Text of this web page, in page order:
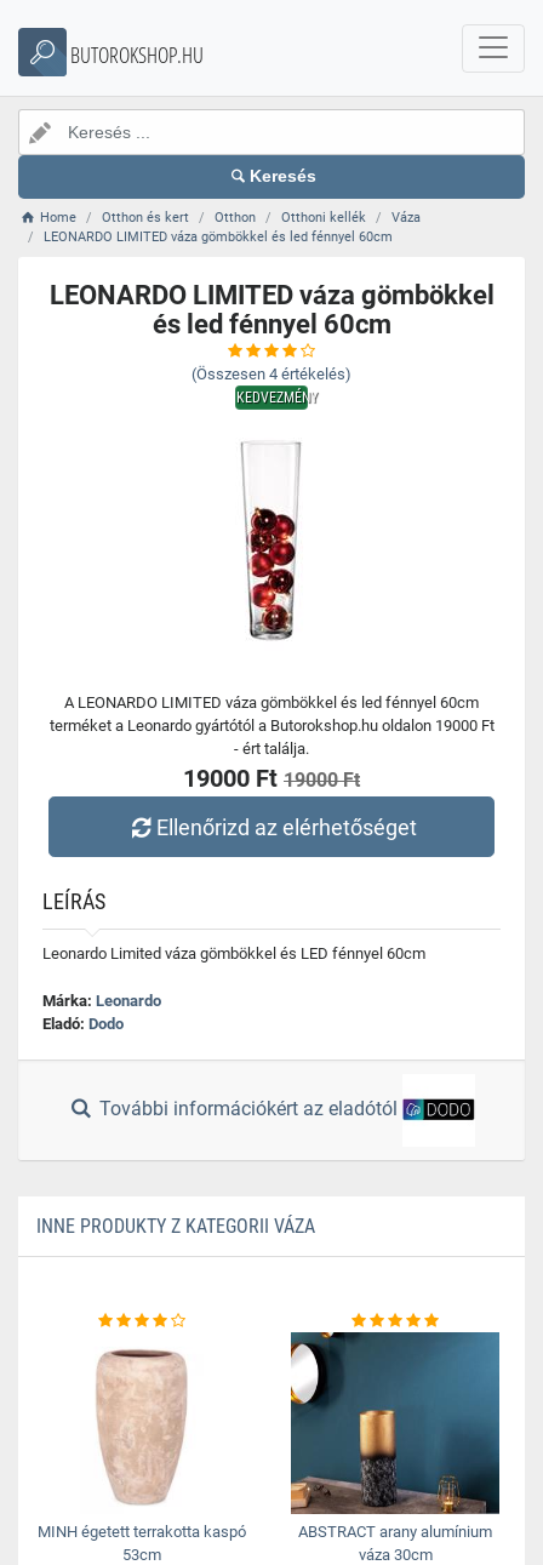
BUTOROKSHOP.HU
Keresés
Home Otthon és kert Otthon Otthoni kellék
Váza
LEONARDO LIMITED váza gömbökkel és led fénnyel 60cm
LEONARDO LIMITED váza gömbökkel
és led fénnyel 60cm
(Összesen 4 értékelés)
KEDVEZMÉNY
A LEONARDO LIMITED váza gömbökkel és led fénnyel 60cm
terméket a Leonardo gyártótól a Butorokshop.hu oldalon 19000 Ft
- ért találja.
19000 Ft 19000 Ft
Ellenőrizd az elérhetőséget
LEÍRÁS
Leonardo Limited váza gömbökkel és LED fénnyel 60cm
Márka: Leonardo
Eladó: Dodo
További információkért az eladótól
INNE PRODUKTY Z KATEGORII VÁZA
MINH égetett terrakotta kaspó
53cm
ABSTRACT arany alumínium
váza 30cm